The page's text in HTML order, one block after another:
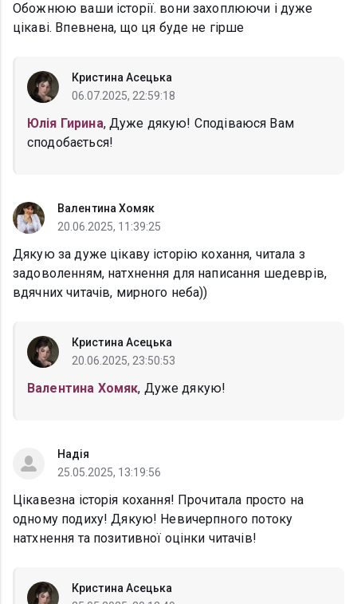
Обожнюю ваши історії. вони захоплюючи і дуже
цікаві. Впевнена, що ця буде не гірше
Кристина Асецька
06.07.2025, 22:59:18
Юлія Гирина, Дуже дякую! Сподіваюся Вам
сподобається!
Валентина Хомяк
20.06.2025, 11:39:25
Дякую за дуже цікаву історію кохання, читала з
задоволенням, натхнення для написання шедеврів,
вдячних читачів, мирного неба))
Кристина Асецька
20.06.2025, 23:50:53
Валентина Хомяк, Дуже дякую!
Надія
25.05.2025, 13:19:56
Цікавезна історія кохання! Прочитала просто на
одному подиху! Дякую! Невичерпного потоку
натхнення та позитивної оцінки читачів!
Кристина Асецька